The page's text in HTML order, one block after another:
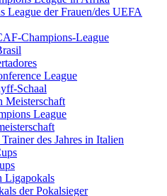
League der Frauen/des UEFA
Champions-League
League
Schaal
Meisterschaft
League
des Jahres in Italien
Ligapokals
der Pokalsieger